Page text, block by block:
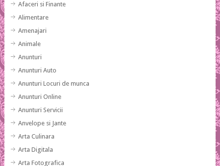
Afaceri si Finante
Alimentare
Amenajari
Animale
Anunturi
Anunturi Auto
Anunturi Locuri de munca
Anunturi Online
Anunturi Servicii
Anvelope si Jante
Arta Culinara
Arta Digitala
Arta Fotografica